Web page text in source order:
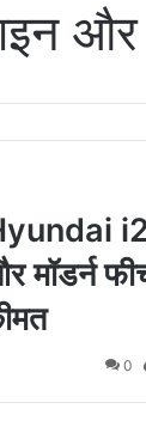
मॉडर्न
0